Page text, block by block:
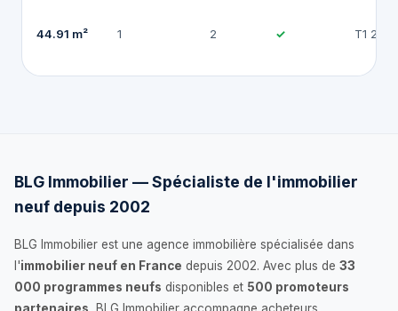
44.91 m² 1 2 ✓ T1
BLG Immobilier — Spécialiste de l'immobilier
neuf depuis 2002
BLG Immobilier est une agence immobilière spécialisée dans
l'immobilier neuf en France depuis 2002. Avec plus de 33
000 programmes neufs disponibles et 500 promoteurs